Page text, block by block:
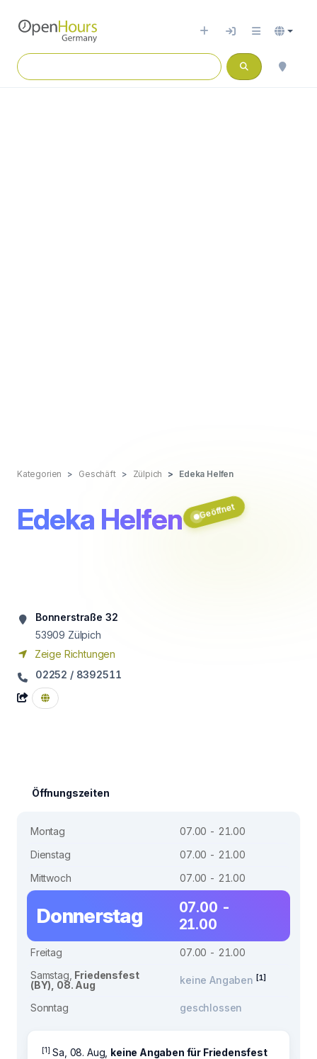
Kategorien Geschäft Zülpich Edeka Helfen
Edeka Helfen Geöffnet
Bonnerstraße 32
53909 Zülpich
Zeige Richtungen
02252 / 8392511
Öffnungszeiten
Montag
07.00 - 21.00
Dienstag
07.00 - 21.00
Mittwoch
07.00 - 21.00
Donnerstag
07.00 -
21.00
Freitag
07.00 - 21.00
Samstag, Friedensfest
(BY), 08. Aug
keine Angaben [1]
Sonntag geschlossen
[1] Sa, 08. Aug, keine Angaben für Friedensfest